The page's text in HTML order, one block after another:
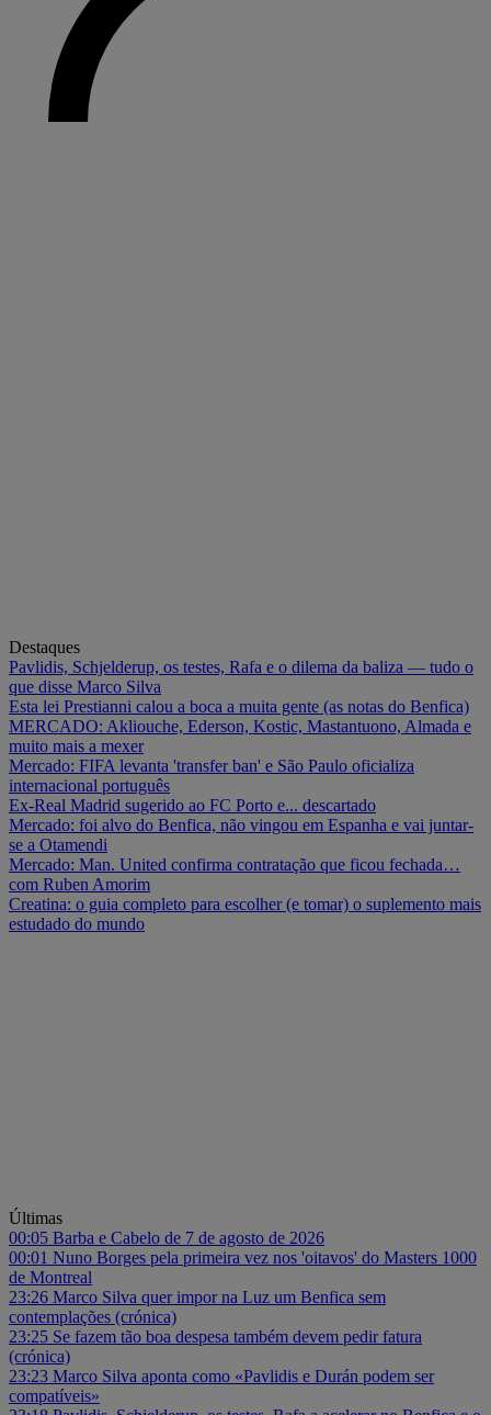
Destaques
Pavlidis, Schjelderup, os testes, Rafa e o dilema da baliza — tudo o
que disse Marco Silva
Esta lei Prestianni calou a boca a muita gente (as notas do Benfica)
MERCADO: Akliouche, Ederson, Kostic, Mastantuono, Almada e
muito mais a mexer
Mercado: FIFA levanta 'transfer ban' e São Paulo oficializa
internacional português
Ex-Real Madrid sugerido ao FC Porto e... descartado
Mercado: foi alvo do Benfica, não vingou em Espanha e vai juntar-
se a Otamendi
Mercado: Man. United confirma contratação que ficou fechada…
com Ruben Amorim
Creatina: o guia completo para escolher (e tomar) o suplemento mais
estudado do mundo
Últimas
00:05 Barba e Cabelo de 7 de agosto de 2026
00:01 Nuno Borges pela primeira vez nos 'oitavos' do Masters 1000
de Montreal
23:26 Marco Silva quer impor na Luz um Benfica sem
contemplações (crónica)
23:25 Se fazem tão boa despesa também devem pedir fatura
(crónica)
23:23 Marco Silva aponta como «Pavlidis e Durán podem ser
compatíveis»